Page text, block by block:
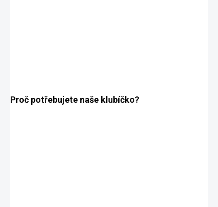
Proč potřebujete naše klubíčko?